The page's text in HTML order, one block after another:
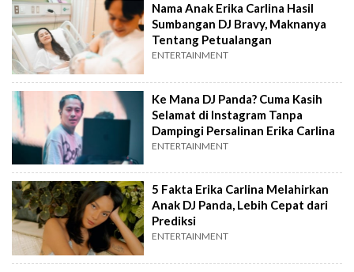
Nama Anak Erika Carlina Hasil
Sumbangan DJ Bravy, Maknanya
Tentang Petualangan
ENTERTAINMENT
Ke Mana DJ Panda? Cuma Kasih
Selamat di Instagram Tanpa
Dampingi Persalinan Erika Carlina
ENTERTAINMENT
5 Fakta Erika Carlina Melahirkan
Anak DJ Panda, Lebih Cepat dari
Prediksi
ENTERTAINMENT